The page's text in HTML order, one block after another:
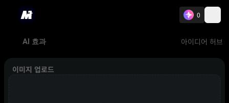
0
AI 효과 아이디어 허브
이미지 업로드